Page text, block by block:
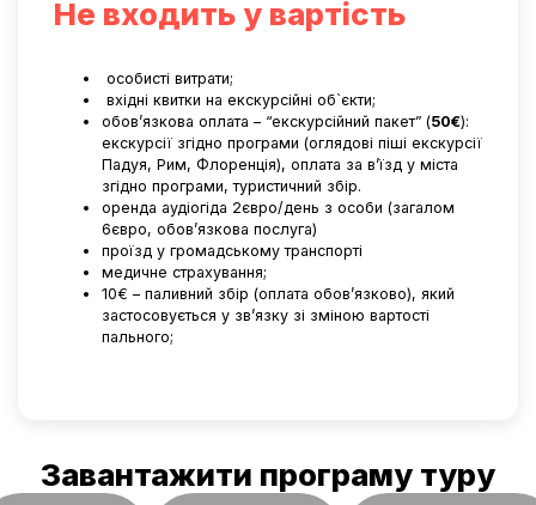
Не входить у вартість
особисті витрати;
вхідні квитки на екскурсійні об`єкти;
обов’язкова оплата – “екскурсійний пакет” (50€):
екскурсії згідно програми (оглядові піші екскурсії
Падуя, Рим, Флоренція), оплата за в’їзд у міста
згідно програми, туристичний збір.
оренда аудіогіда 2євро/день з особи (загалом
6євро, обов’язкова послуга)
проїзд у громадському транспорті
медичне страхування;
10€ – паливний збір (оплата обов’язково), який
застосовується у зв’язку зі зміною вартості
пального;
Завантажити програму туру